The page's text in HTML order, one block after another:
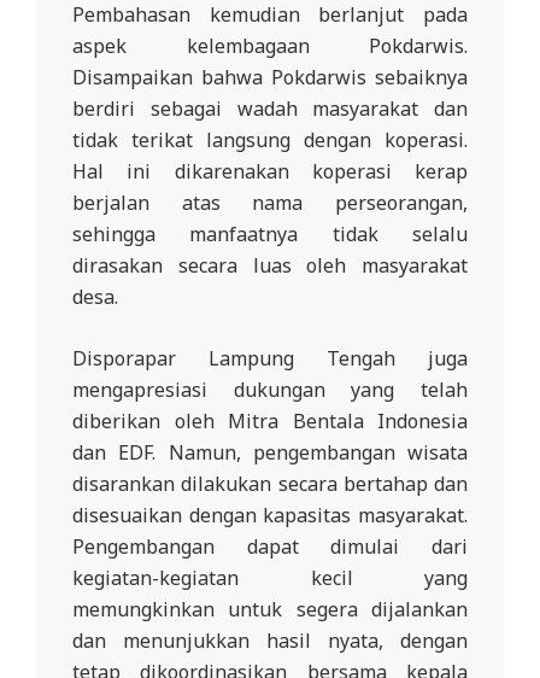
Pembahasan kemudian berlanjut pada
aspek kelembagaan Pokdarwis.
Disampaikan bahwa Pokdarwis sebaiknya
berdiri sebagai wadah masyarakat dan
tidak terikat langsung dengan koperasi.
Hal ini dikarenakan koperasi kerap
berjalan atas nama perseorangan,
sehingga manfaatnya tidak selalu
dirasakan secara luas oleh masyarakat
desa.
Disporapar Lampung Tengah juga
mengapresiasi dukungan yang telah
diberikan oleh Mitra Bentala Indonesia
dan EDF. Namun, pengembangan wisata
disarankan dilakukan secara bertahap dan
disesuaikan dengan kapasitas masyarakat.
Pengembangan dapat dimulai dari
kegiatan-kegiatan kecil yang
memungkinkan untuk segera dijalankan
dan menunjukkan hasil nyata, dengan
tetap dikoordinasikan bersama kepala